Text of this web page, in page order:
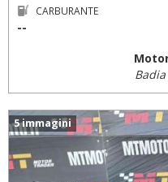
CARBURANTE
--
Badia
5 immagini